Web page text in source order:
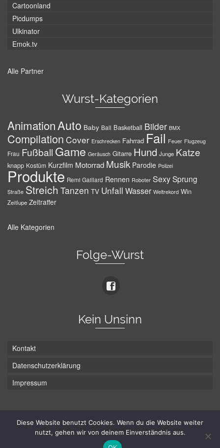
Cartoonland
Picdumps
Ulkinator
Emok.tv
Alle Partner
Wurst-Kategorien
AnimationAuto Baby Ball Basketball Bilder BMX
Compilation Cover Erschrecken Fahrrad Fail Feuer Flugzeug
Frau Fußball Game Geräusch Gitarre Hund Junge Katze
knapp Kostüm Kurzfilm Motorrad Musik Parodie Polizei
Produkte Remi Gaillard Rennen Roboter SexySprung
Straße Streich Tanzen TV Unfall Wasser Weltrekord Win
Zeitlupe Zeitraffer
Alle Kategorien
Folge-Wurst
Kein Unsinn
Kontakt
Datenschutzerklärung
Impressum
© Hans-Wurst.net - Gute Laune seit 2005
Diese Website benutzt Cookies. Wenn du die Website weiter
nutzt, gehen wir von deinem Einverständnis aus.